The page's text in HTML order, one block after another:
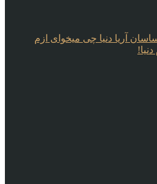
آریا دنیا چی میخوای ازم